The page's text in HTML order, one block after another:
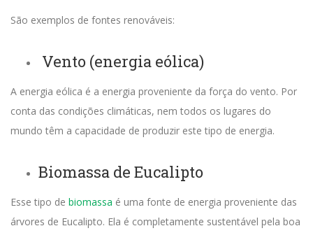
São exemplos de fontes renováveis:
Vento (energia eólica)
A energia eólica é a energia proveniente da força do vento. Por
conta das condições climáticas, nem todos os lugares do
mundo têm a capacidade de produzir este tipo de energia.
Biomassa de Eucalipto
Esse tipo de biomassa é uma fonte de energia proveniente das
árvores de Eucalipto. Ela é completamente sustentável pela boa